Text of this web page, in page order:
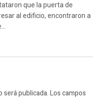
que la puerta de
al edificio, encontraron a
publicada.Los campos